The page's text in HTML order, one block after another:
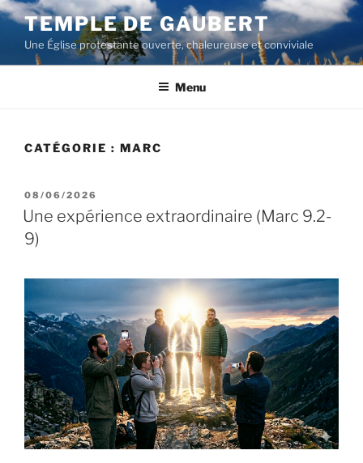
Aller
contenu
principal
TEMPLE DE GAUBERT
Une Église protestante ouverte, chaleureuse et conviviale
Menu
CATÉGORIE : MARC
PUBLIÉ
LE
08/06/2026
Une expérience extraordinaire (Marc 9.2-
9)